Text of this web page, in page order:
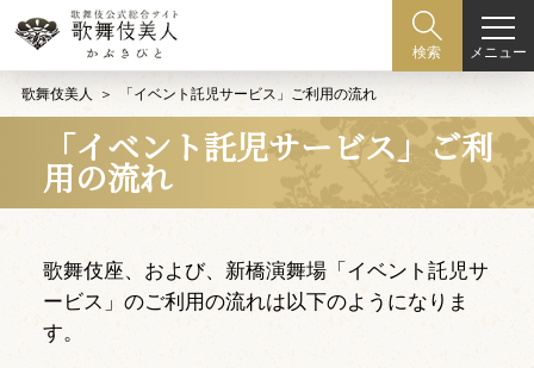
検索 メニュー
歌舞伎美人 「イベント託児サービス」ご利用の流れ
「イベント託児サービス」ご利
用の流れ
歌舞伎座、および、新橋演舞場「イベント託児サ
ービス」のご利用の流れは以下のようになりま
す。